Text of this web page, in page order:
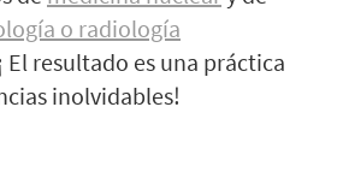
o radiología
El resultado es una práctica
inolvidables!